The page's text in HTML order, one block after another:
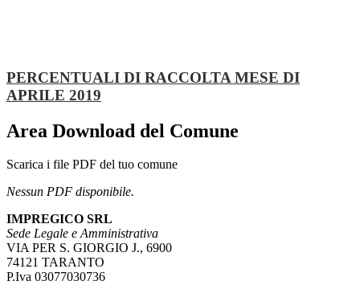
PERCENTUALI DI RACCOLTA MESE DI
APRILE 2019
Area Download del Comune
Scarica i file PDF del tuo comune
Nessun PDF disponibile.
IMPREGICO SRL
Sede Legale e Amministrativa
VIA PER S. GIORGIO J., 6900
74121 TARANTO
P.Iva 03077030736